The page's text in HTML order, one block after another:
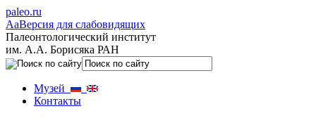
paleo.ru
AaВерсия для слабовидящих
Палеонтологический институт
им. А.А. Борисяка РАН
Музей
Контакты